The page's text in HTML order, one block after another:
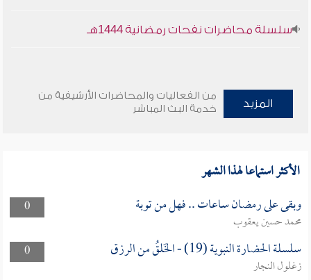
سلسلة محاضرات نفحات رمضانية 1444هـ
المزيد
من الفعاليات والمحاضرات الأرشيفية من
خدمة البث المباشر
الأكثر استماعا لهذا الشهر
0 وبقى على رمضان ساعات .. فهل من توبة
محمد حسين يعقوب
0
سلسلة الحضارة النبوية (19) - الخَلقُ من الرزق
زغلول النجار